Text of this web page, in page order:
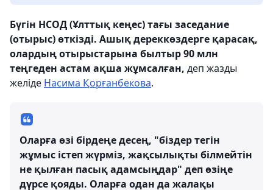
Бүгін НСОД (Ұлттық кеңес) тағы заседание
(отырыс) өткізді. Ашық дереккөздерге қарасақ,
олардың отырыстарына былтыр 90 млн
теңгеден астам ақша жұмсалған, деп жазды
желіде Насима Қорғанбекова.
Оларға өзі бірдеңе десең, "біздер тегін
жұмыс істеп жүрміз, жақсылықты білмейтін
не қылған пасық адамсыңдар" деп өзіңе
дүрсе қояды. Оларға одан да жалақы